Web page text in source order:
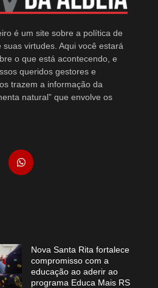
é um site sobre a política de
virtudes. Aqui você estará
o que está acontecendo, e
queridos gestores e
trazem a informação da
natural” que envolve os
Nova Santa Rita fortalece
compromisso com a
educação ao aderir ao
programa Educa Mais RS